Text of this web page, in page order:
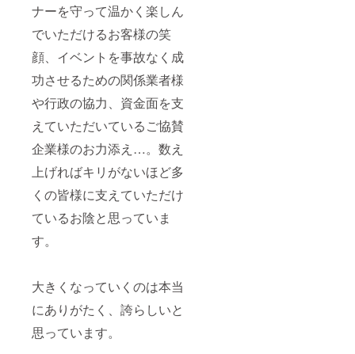
ナーを守って温かく楽しん
でいただけるお客様の笑
顔、イベントを事故なく成
功させるための関係業者様
や行政の協力、資金面を支
えていただいているご協賛
企業様のお力添え…。数え
上げればキリがないほど多
くの皆様に支えていただけ
ているお陰と思っていま
す。
大きくなっていくのは本当
にありがたく、誇らしいと
思っています。